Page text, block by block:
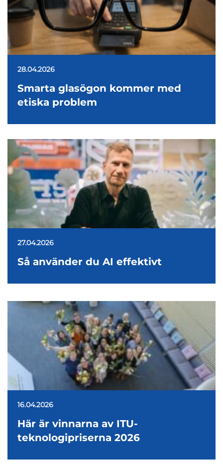
28.04.2026
Smarta glasögon kommer med
etiska problem
27.04.2026
Så använder du AI effektivt
16.04.2026
Här är vinnarna av ITU-
teknologipriserna 2026